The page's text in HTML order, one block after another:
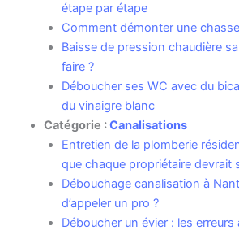
étape par étape
Comment démonter une chasse
Baisse de pression chaudière
faire ?
Déboucher ses WC avec du
du vinaigre blanc
Catégorie :Canalisations
Entretien de la plomberie
que chaque propriétaire devrait
Débouchage canalisation à
d’appeler un pro ?
Déboucher un évier : les